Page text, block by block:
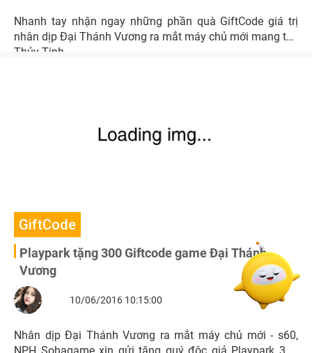
Nhanh tay nhận ngay những phần quà GiftCode giá trị
nhân dịp Đại Thánh Vương ra mắt máy chủ mới mang tên
Thủy Tinh.
GiftCode
Playpark tặng 300 Giftcode game Đại Thánh
Vương
10/06/2016 10:15:00
Nhân dịp Đại Thánh Vương ra mắt máy chủ mới - s60,